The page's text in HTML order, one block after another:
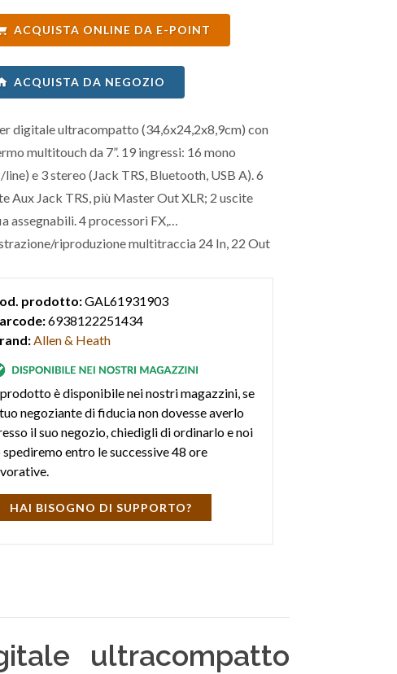
ACQUISTA ONLINE DA E-POINT
ACQUISTA DA NEGOZIO
digitale ultracompatto (34,6x24,2x8,9cm) con
multitouch da 7”. 19 ingressi: 16 mono
e 3 stereo (Jack TRS, Bluetooth, USB A). 6
Aux Jack TRS, più Master Out XLR; 2 uscite
assegnabili. 4 processori FX,
riproduzione multitraccia 24 In, 22 Out
drive). Ingresso Bluetooth. Connettività di
prodotto:GAL61931903
6938122251434
Allen & Heath
è disponibile nei nostri magazzini, se
negoziante di fiducia non dovesse averlo
il suo negozio, chiedigli di ordinarlo e noi
spediremo entro le successive 48 ore
HAI BISOGNO DI SUPPORTO?
ultracompatto